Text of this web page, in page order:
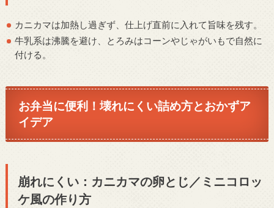
カニカマは加熱し過ぎず、仕上げ直前に入れて旨味を残す。
牛乳系は沸騰を避け、とろみはコーンやじゃがいもで自然に
付ける。
お弁当に便利！壊れにくい詰め方とおかずア
イデア
崩れにくい：カニカマの卵とじ／ミニコロッ
ケ風の作り方